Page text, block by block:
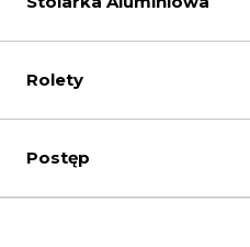
Rolety
Postęp